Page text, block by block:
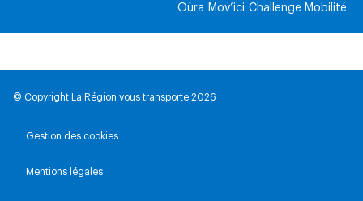
Oùra Mov’ici Challenge Mobilité
© Copyright La Région vous transporte 2026
Gestion des cookies
Mentions légales